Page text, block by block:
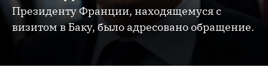
Президенту Франции, находящемуся с
визитом в Баку, было адресовано обращение.